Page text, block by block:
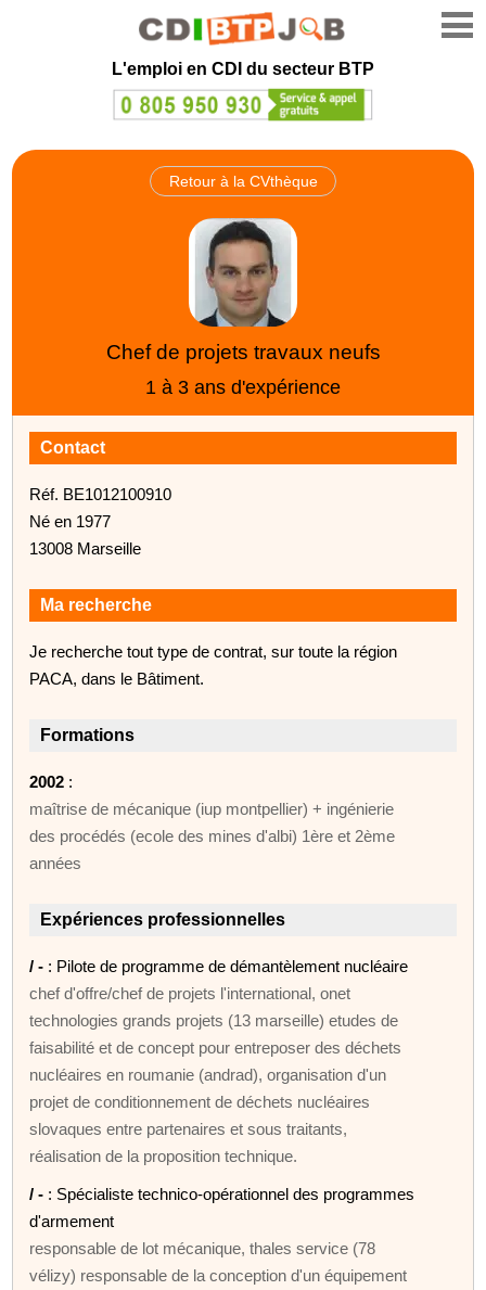
L'emploi en CDI du secteur BTP
Retour à la CVthèque
Chef de projets travaux neufs
1 à 3 ans d'expérience
Contact
Réf. BE1012100910
Né en 1977
13008 Marseille
Ma recherche
Je recherche tout type de contrat, sur toute la région
PACA, dans le Bâtiment.
Formations
2002 :
maîtrise de mécanique (iup montpellier) + ingénierie
des procédés (ecole des mines d'albi) 1ère et 2ème
années
Expériences professionnelles
/ - : Pilote de programme de démantèlement nucléaire
chef d'offre/chef de projets l'international, onet
technologies grands projets (13 marseille) etudes de
faisabilité et de concept pour entreposer des déchets
nucléaires en roumanie (andrad), organisation d'un
projet de conditionnement de déchets nucléaires
slovaques entre partenaires et sous traitants,
réalisation de la proposition technique.
/ - : Spécialiste technico-opérationnel des programmes
d'armement
responsable de lot mécanique, thales service (78
vélizy) responsable de la conception d'un équipement